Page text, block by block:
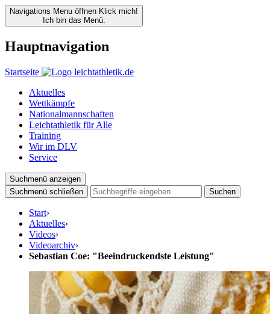
Navigations Menu öffnen Klick mich!
Ich bin das Menü.
Hauptnavigation
Startseite
Aktuelles
Wettkämpfe
Nationalmannschaften
Leichtathletik für Alle
Training
Wir im DLV
Service
Suchmenü anzeigen
Suchmenü schließen
Suchen
Start›
Aktuelles›
Videos›
Videoarchiv›
Sebastian Coe: "Beeindruckendste Leistung"